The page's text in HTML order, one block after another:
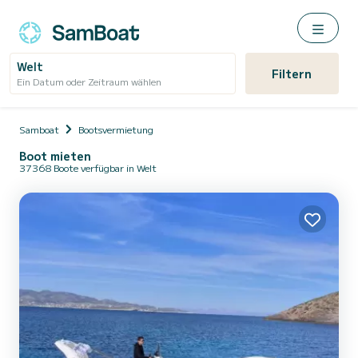
Welt
Ein Datum oder Zeitraum wählen Filtern
Samboat Bootsvermietung
Boot mieten
37368 Boote verfügbar in Welt